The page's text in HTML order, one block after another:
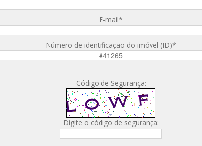
E-mail*
Número de identificação do imóvel (ID)*
Código de Segurança:
Digite o código de segurança: